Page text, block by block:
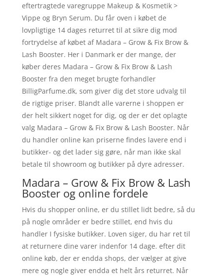
eftertragtede varegruppe Makeup & Kosmetik >
Vippe og Bryn Serum. Du får oven i købet de
lovpligtige 14 dages returret til at sikre dig mod
fortrydelse af købet af Madara – Grow & Fix Brow &
Lash Booster. Her i Danmark er der mange, der
køber deres Madara – Grow & Fix Brow & Lash
Booster fra den meget brugte forhandler
BilligParfume.dk, som giver dig det store udvalg til
de rigtige priser. Blandt alle varerne i shoppen er
der helt sikkert noget for dig, og der er det oplagte
valg Madara – Grow & Fix Brow & Lash Booster. Når
du handler online kan priserne findes lavere end i
butikker- og det lader sig gøre, når man ikke skal
betale til showroom og butikker på dyre adresser.
Madara – Grow & Fix Brow & Lash
Booster og online fordele
Hvis du shopper online, er du stillet lidt bedre, så du
på nogle områder er bedre stillet, end hvis du
handler I fysiske butikker. Loven siger, du har ret til
at returnere dine varer indenfor 14 dage. efter dit
online køb, der er endda shops, der vælger at give
mere og nogle giver endda et helt års returret. Når